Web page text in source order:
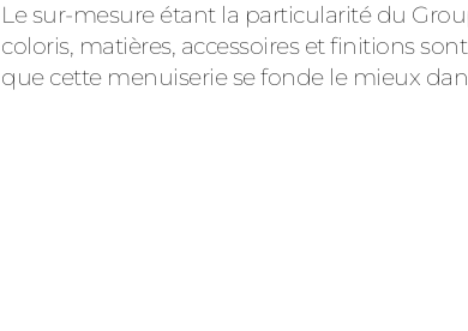
Le sur-mesure étant la particularité du
coloris, matières, accessoires et finitions
que cette menuiserie se fonde le mieux